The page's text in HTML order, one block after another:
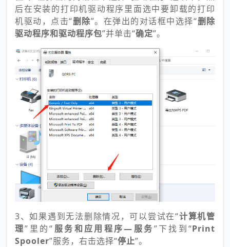
后在安装的打印机驱动程序里面选中要卸载的打印
机驱动，点击“删除”。在弹出的对话框中选择“删除
驱动程序和驱动程序包”并单击“确定”。
3、如果遇到无法删除情况，可以尝试在“计算机管
理”里的“ 服务和应用程序—服务”下找到“Print
Spooler”服务，右击选择“停止”。